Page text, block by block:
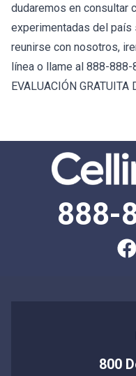
dudaremos en consultar
experimentadas del país
reunirse con nosotros,
línea o llame al 888-
EVALUACIÓN GRATUITA
888-
800